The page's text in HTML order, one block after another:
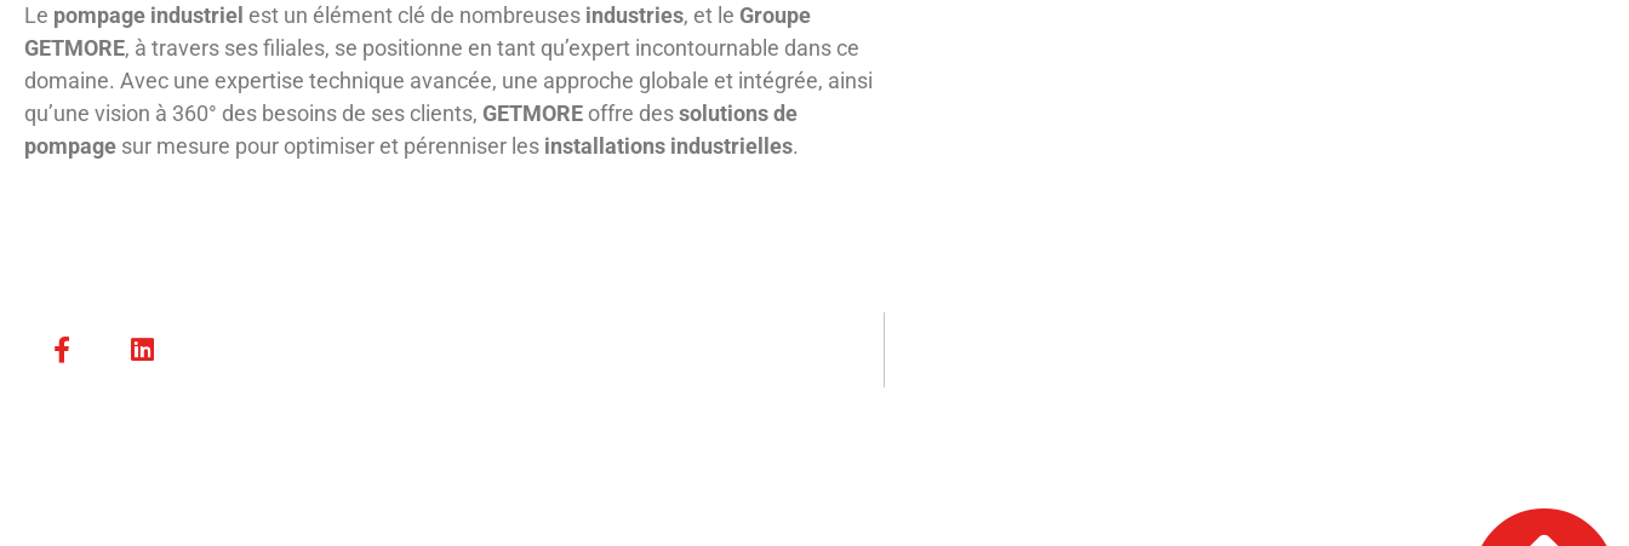
Le pompage industriel est un élément clé de nombreuses industries, et le Groupe
GETMORE, à travers ses filiales, se positionne en tant qu’expert incontournable dans ce
domaine. Avec une expertise technique avancée, une approche globale et intégrée, ainsi
qu’une vision à 360° des besoins de ses clients, GETMORE offre dessolutions de
pompage sur mesure pour optimiser et pérenniser les installations industrielles.